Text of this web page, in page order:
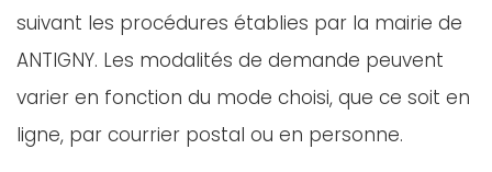
suivant les procédures établies par la mairie de
ANTIGNY. Les modalités de demande peuvent
varier en fonction du mode choisi, que ce soit en
ligne, par courrier postal ou en personne.